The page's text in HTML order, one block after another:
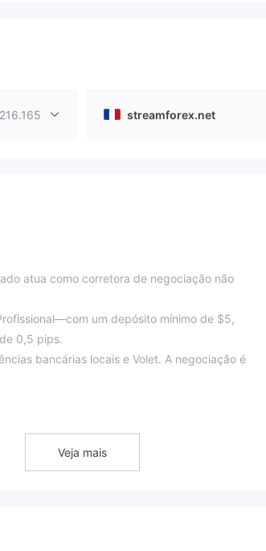
streamforex.net
atua como corretora de negociação não
um depósito mínimo de $5,
0,5 pips.
bancárias locais e Volet. A negociação é
Veja mais